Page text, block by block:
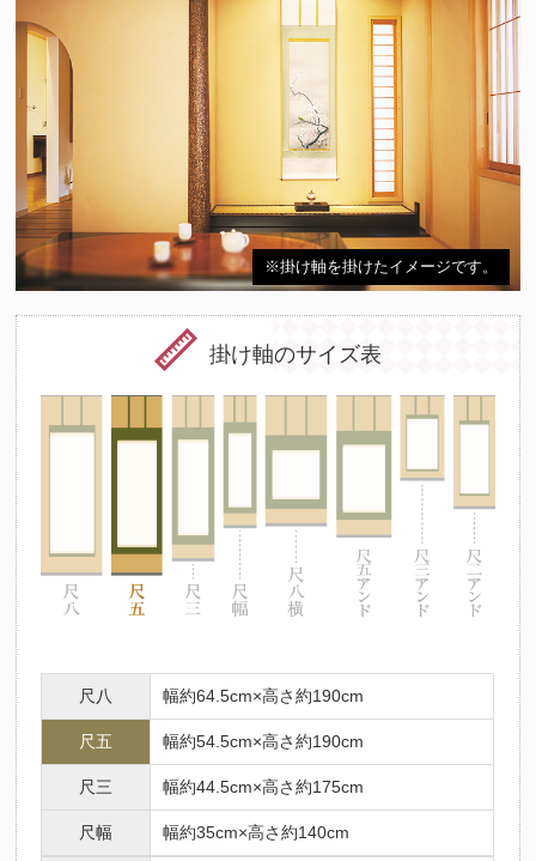
※掛け軸を掛けたイメージです。
掛け軸のサイズ表
尺八 幅約64.5cm×高さ約190cm
尺五 幅約54.5cm×高さ約190cm
尺三 幅約44.5cm×高さ約175cm
尺幅 幅約35cm×高さ約140cm